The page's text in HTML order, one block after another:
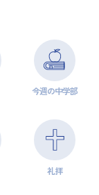
今週の中学部
礼拝